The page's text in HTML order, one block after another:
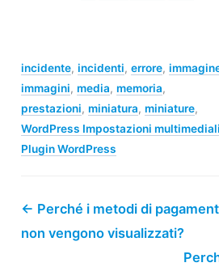
incidente, incidenti, errore,
immagini, media, memoria,
prestazioni, miniatura, miniature,
WordPress Impostazioni
Plugin WordPress
← Perché i metodi di
non vengono visualizzati?